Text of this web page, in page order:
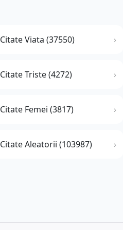
Citate Viata (37550)
Citate Triste (4272)
Citate Femei (3817)
Citate Aleatorii (103987)